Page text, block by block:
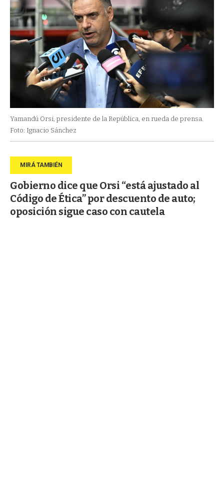
Yamandú Orsi, presidente de la República, en rueda de prensa.
Foto: Ignacio Sánchez
Gobierno dice que Orsi “está ajustado al
Código de Ética” por descuento de auto;
oposición sigue caso con cautela